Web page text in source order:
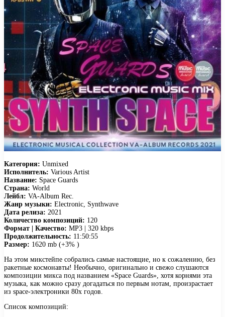
Категория: Unmixed
Исполнитель: Various Artist
Название: Space Guards
Страна: World
Лейбл: VA-Album Rec.
Жанр музыки: Electronic, Synthwave
Дата релиза: 2021
Количество композиций: 120
Формат | Качество: MP3 | 320 kbps
Продолжительность: 11:50:55
Размер: 1620 mb (+3% )
На этом микстейпе собрались самые настоящие, но к сожалению, без
ракетные космонавты! Необычно, оригинально и свежо слушаются
композиции микса под названием «Space Guards», хотя корнями эта
музыка, как можно сразу догадаться по первым нотам, произрастает
из space-электроники 80х годов.
Список композиций: